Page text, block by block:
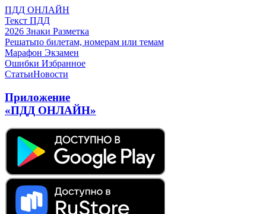
ПДД ОНЛАЙН
Текст ПДД
2026 Знаки Разметка
Решатьпо билетам, номерам или темам
Марафон Экзамен
Ошибки Избранное
СтатьиНовости
Приложение
«ПДД ОНЛАЙН»